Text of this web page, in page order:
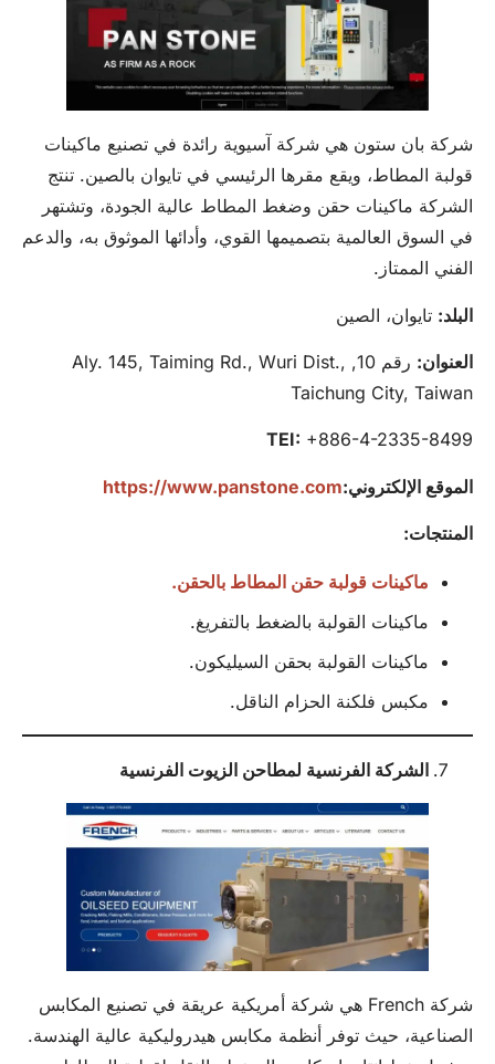
شركة بان ستون هي شركة آسيوية رائدة في تصنيع ماكينات
قولبة المطاط، ويقع مقرها الرئيسي في تايوان بالصين. تنتج
الشركة ماكينات حقن وضغط المطاط عالية الجودة، وتشتهر
في السوق العالمية بتصميمها القوي، وأدائها الموثوق به، والدعم
الفني الممتاز.
البلد: تايوان، الصين
العنوان:
رقم 10, Aly. 145, Taiming Rd., Wuri Dist.,
Taichung City, Taiwan
TEI: +886-4-2335-8499
الموقع الإلكتروني:https://www.panstone.com
المنتجات:
ماكينات قولبة حقن المطاط بالحقن.
ماكينات القولبة بالضغط بالتفريغ.
ماكينات القولبة بحقن السيليكون.
مكبس فلكنة الحزام الناقل.
الشركة الفرنسية لمطاحن الزيوت الفرنسية
شركة French هي شركة أمريكية عريقة في تصنيع المكابس
الصناعية، حيث توفر أنظمة مكابس هيدروليكية عالية الهندسة.